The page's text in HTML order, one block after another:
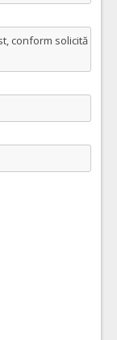
conform solicită